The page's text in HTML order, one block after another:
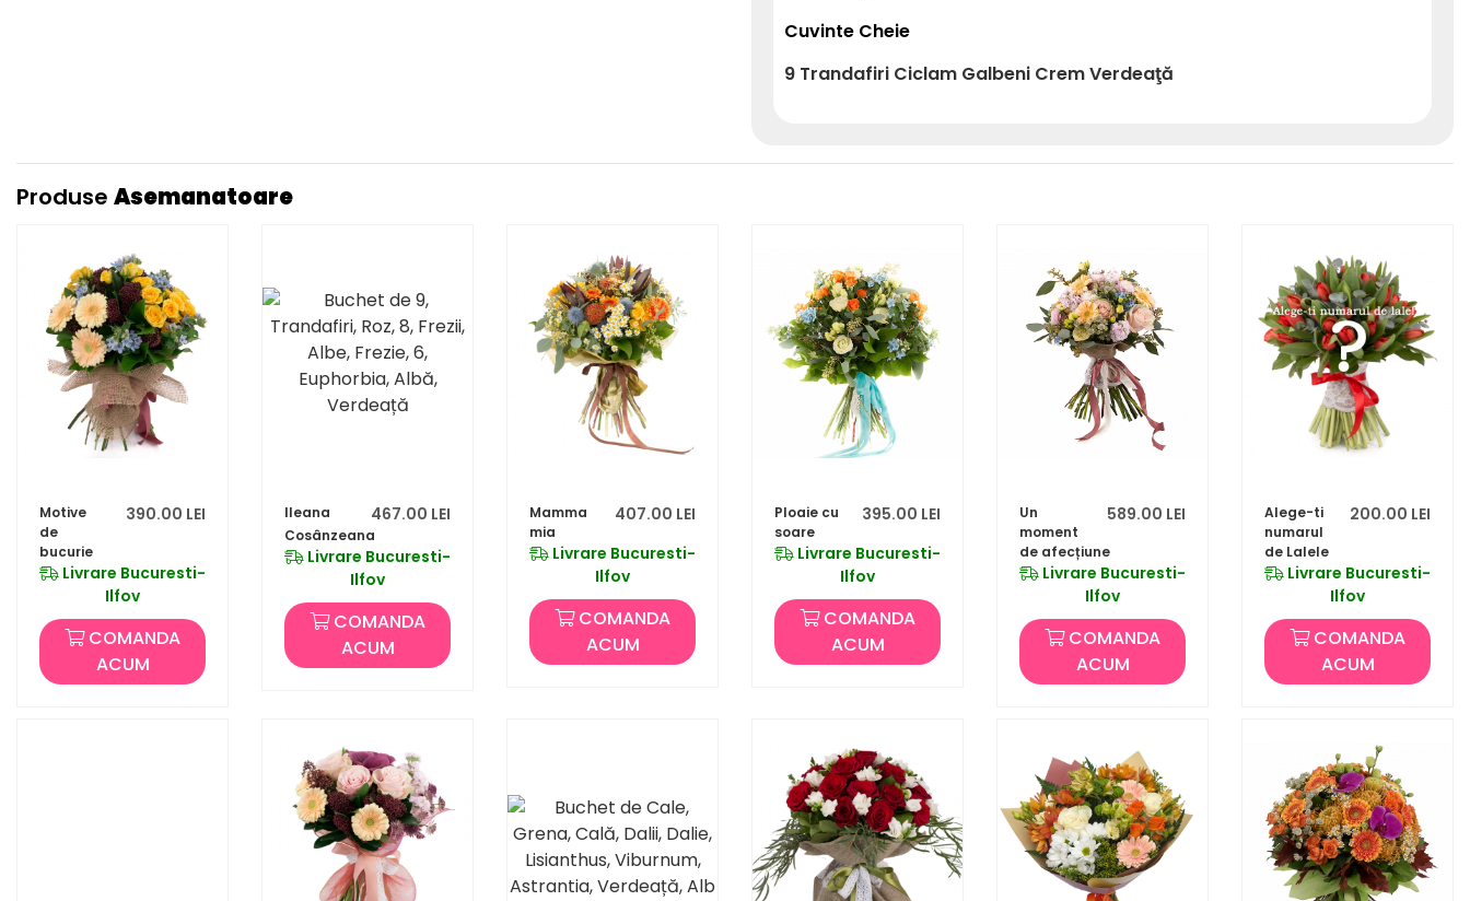
Cuvinte Cheie
9 Trandafiri Ciclam Galbeni CremVerdeaţă
Produse Asemanatoare
390.00 LEI
Motive
de
bucurie
Livrare Bucuresti-
Ilfov
COMANDA
ACUM
467.00 LEI
Ileana
Cosânzeana
Livrare Bucuresti-
Ilfov
COMANDA
ACUM
407.00 LEI
Mamma
mia
Livrare Bucuresti-
Ilfov
COMANDA
ACUM
395.00 LEI
Ploaie cu
soare
Livrare Bucuresti-
Ilfov
COMANDA
ACUM
589.00 LEI
Un
moment
de afecțiune
Livrare Bucuresti-
Ilfov
COMANDA
ACUM
200.00 LEI
Alege-ti
numarul
de Lalele
Livrare Bucuresti-
Ilfov
COMANDA
ACUM